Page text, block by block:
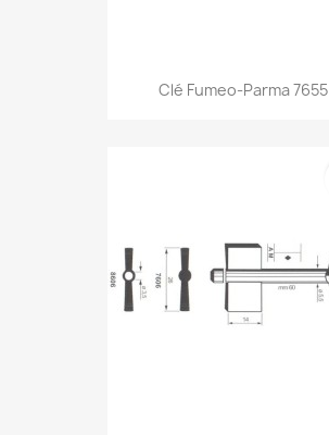
Clé Fumeo-Parma 7655